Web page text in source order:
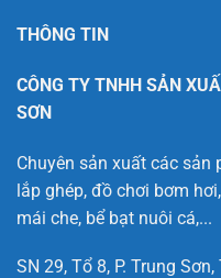
THÔNG TIN
CÔNG TY TNHH SẢN
SƠN
Chuyên sản xuất các sản
lắp ghép, đồ chơi bơm
mái che, bể bạt nuôi cá,...
SN 29, Tổ 8, P. Trung